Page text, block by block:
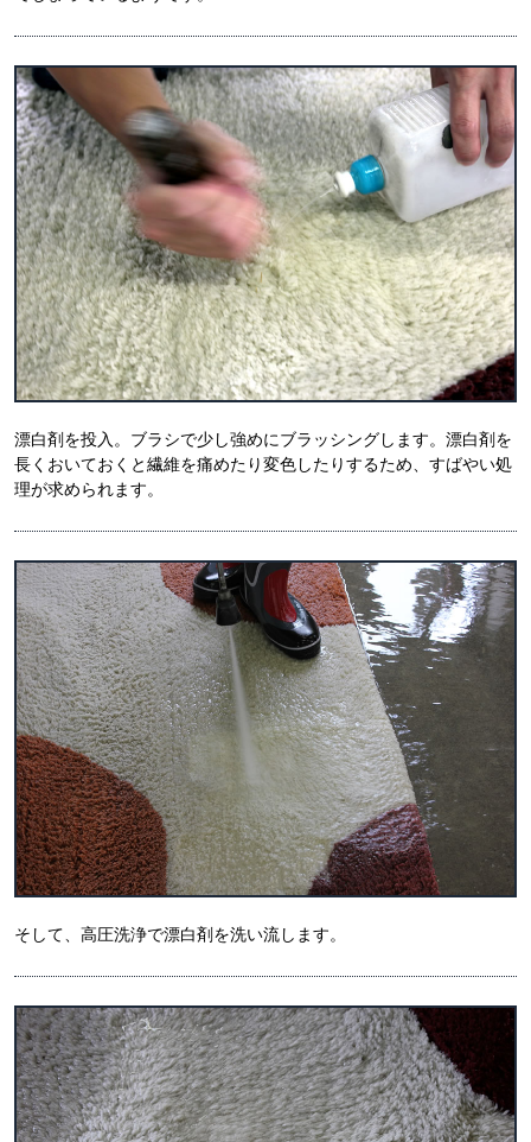
漂白剤を投入。ブラシで少し強めにブラッシングします。漂白剤を
長くおいておくと繊維を痛めたり変色したりするため、すばやい処
理が求められます。
そして、高圧洗浄で漂白剤を洗い流します。